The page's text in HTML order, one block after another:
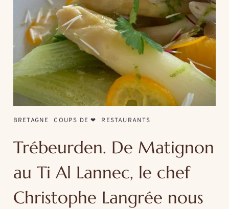
BRETAGNE COUPS DE ❤ RESTAURANTS
Trébeurden. De Matignon
au Ti Al Lannec, le chef
Christophe Langrée nous